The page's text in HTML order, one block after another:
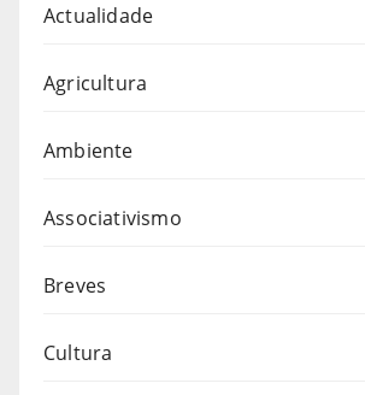
Actualidade
Agricultura
Ambiente
Associativismo
Breves
Cultura